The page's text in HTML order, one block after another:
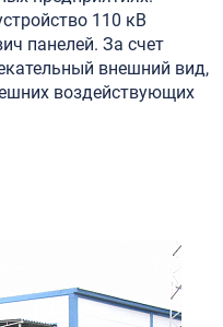
110 кВ
панелей. За счет
внешний вид,
воздействующих